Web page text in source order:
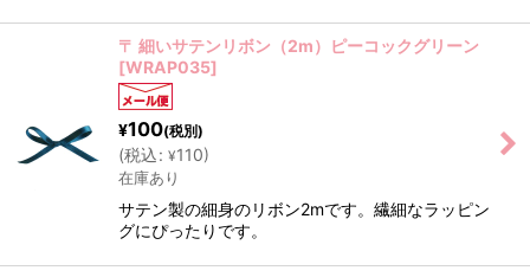
〒 細いサテンリボン（2m）ピーコックグリーン
[WRAP035]
¥100(税別)
(税込: ¥110)
在庫あり
サテン製の細身のリボン2mです。繊細なラッピン
グにぴったりです。